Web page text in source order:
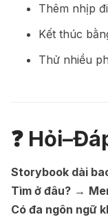
Thêm nhịp
Kết thúc
Thử nhiều
❓
Storybook dài
Tìm ở đâu? →
Có đa ngôn ngữ